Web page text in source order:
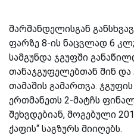
შარშანდელისგან
ფარზე 8-ის ნაცვლად 6
სამგუნდა ჯგუფში
თანაჯგუფელებთან შინ
თამაშის გამართვა.
ერთმანეთს 2-მატჩს
შეხვდებიან, მოგებული
ქაფის“ საგზურს მიიღებს.